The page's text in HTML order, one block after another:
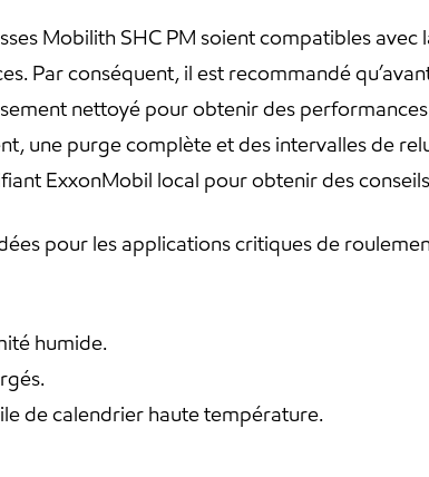
Mobilith SHC PM soient compatibles
Par conséquent, il est recommandé
nettoyé pour obtenir des performances
une purge complète et des intervalles de
ExxonMobil local pour obtenir des
pour les applications critiques de
humide.
de calendrier haute température.